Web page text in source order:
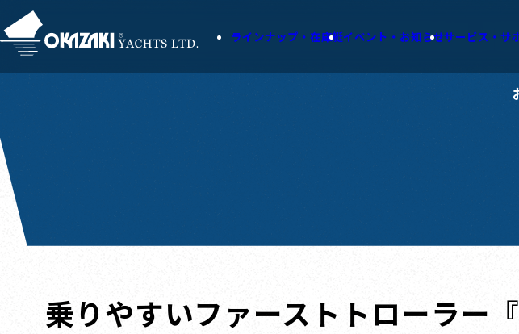
ラインナップ・在庫艇イベント・お知らせサービス・サ
乗りやすいファーストトローラー『